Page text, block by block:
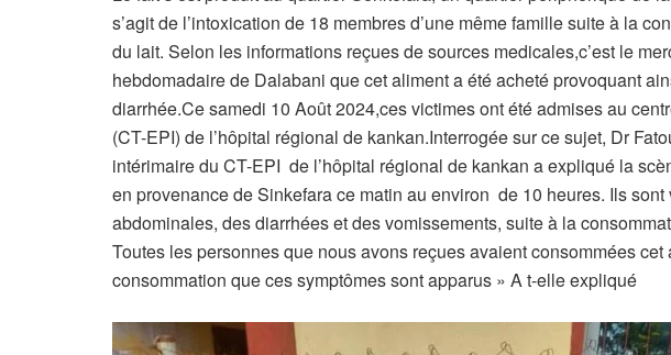
s’agit de l’intoxication de 18 membres d’une même famille suite à la
du lait. Selon les informations reçues de sources medicales,c’est le
hebdomadaire de Dalabani que cet aliment a été acheté provoquant
diarrhée.Ce samedi 10 Août 2024,ces victimes ont été admises au
(CT-EPI) de l’hôpital régional de kankan.Interrogée sur ce sujet, Dr
intérimaire du CT-EPI de l’hôpital régional de kankan a expliqué la
en provenance de Sinkefara ce matin au environ de 10 heures. Ils
abdominales, des diarrhées et des vomissements, suite à la
Toutes les personnes que nous avons reçues avaient consommées cet
consommation que ces symptômes sont apparus » A t-elle expliqué